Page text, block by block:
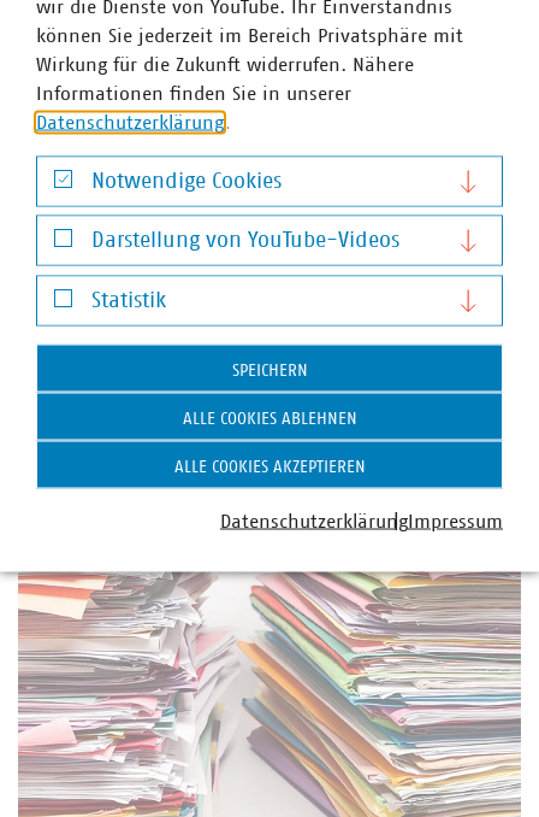
Silvia Gietkowski
+49 30 58580-263
gietkowski(at)vku(dot)de
Schlagworte
NovellierungMobilitätElektromobilität
Weitere Artikel zum Thema Infrastruktur und
wir die Dienste von YouTube. Ihr Einverständnis
können Sie jederzeit im Bereich Privatsphäre mit
Wirkung für die Zukunft widerrufen. Nähere
Informationen finden Sie in unserer
Datenschutzerklärung
Notwendige Cookies
Notwendige Cookies
Darstellung von YouTube-Videos
Darstellung von YouTube-Videos
Statistik
Statistik
SPEICHERN
ALLE COOKIES ABLEHNEN
ALLE COOKIES AKZEPTIEREN
DatenschutzerklärungImpressum